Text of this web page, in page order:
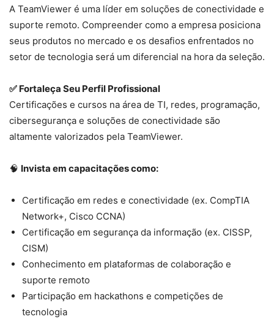
A TeamViewer é uma líder em soluções de conectividade e
suporte remoto. Compreender como a empresa posiciona
seus produtos no mercado e os desafios enfrentados no
setor de tecnologia será um diferencial na hora da seleção.
✅ Fortaleça Seu Perfil Profissional
Certificações e cursos na área de TI, redes, programação,
cibersegurança e soluções de conectividade são
altamente valorizados pela TeamViewer.
🧠 Invista em capacitações como:
Certificação em redes e conectividade (ex. CompTIA
Network+, Cisco CCNA)
Certificação em segurança da informação (ex. CISSP,
CISM)
Conhecimento em plataformas de colaboração e
suporte remoto
Participação em hackathons e competições de
tecnologia